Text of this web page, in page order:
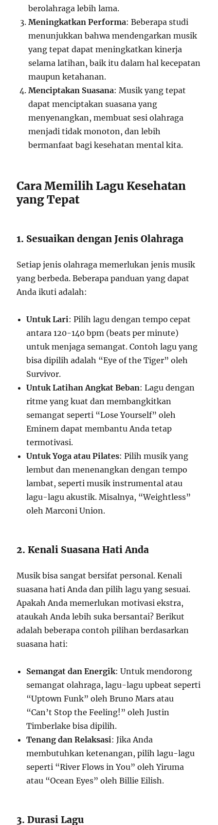
berolahraga lebih lama.
Meningkatkan Performa: Beberapa studi
menunjukkan bahwa mendengarkan musik
yang tepat dapat meningkatkan kinerja
selama latihan, baik itu dalam hal kecepatan
maupun ketahanan.
Menciptakan Suasana: Musik yang tepat
dapat menciptakan suasana yang
menyenangkan, membuat sesi olahraga
menjadi tidak monoton, dan lebih
bermanfaat bagi kesehatan mental kita.
Cara Memilih Lagu Kesehatan
yang Tepat
1. Sesuaikan dengan Jenis Olahraga
Setiap jenis olahraga memerlukan jenis musik
yang berbeda. Beberapa panduan yang dapat
Anda ikuti adalah:
Untuk Lari: Pilih lagu dengan tempo cepat
antara 120-140 bpm (beats per minute)
untuk menjaga semangat. Contoh lagu yang
bisa dipilih adalah “Eye of the Tiger” oleh
Survivor.
Untuk Latihan Angkat Beban: Lagu dengan
ritme yang kuat dan membangkitkan
semangat seperti “Lose Yourself” oleh
Eminem dapat membantu Anda tetap
termotivasi.
Untuk Yoga atau Pilates: Pilih musik yang
lembut dan menenangkan dengan tempo
lambat, seperti musik instrumental atau
lagu-lagu akustik. Misalnya, “Weightless”
oleh Marconi Union.
2. Kenali Suasana Hati Anda
Musik bisa sangat bersifat personal. Kenali
suasana hati Anda dan pilih lagu yang sesuai.
Apakah Anda memerlukan motivasi ekstra,
ataukah Anda lebih suka bersantai? Berikut
adalah beberapa contoh pilihan berdasarkan
suasana hati:
Semangat dan Energik: Untuk mendorong
semangat olahraga, lagu-lagu upbeat seperti
“Uptown Funk” oleh Bruno Mars atau
“Can’t Stop the Feeling!” oleh Justin
Timberlake bisa dipilih.
Tenang dan Relaksasi: Jika Anda
membutuhkan ketenangan, pilih lagu-lagu
seperti “River Flows in You” oleh Yiruma
atau “Ocean Eyes” oleh Billie Eilish.
3. Durasi Lagu